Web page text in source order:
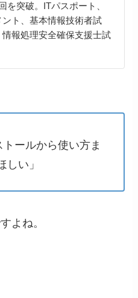
を突破。ITパスポート、
ト、基本情報技術者試
報処理安全確保支援士試
トールから使い方ま
しい」
よね。